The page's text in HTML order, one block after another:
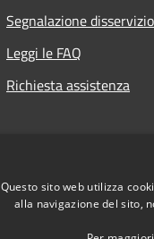
Segnalazione disservizio
Leggi le FAQ
Richiesta assistenza
Questo sito web utilizza
alla navigazione del sito,